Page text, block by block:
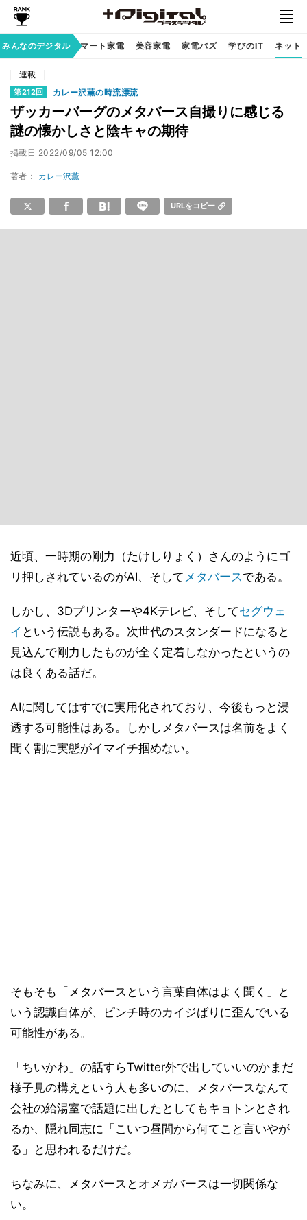
みんなのデジタル
族のデジタル スマート家電 美容家電 家電バズ 学びのIT ネット
連載
第212回 カレー沢薫の時流漂流
ザッカーバーグのメタバース自撮りに感じる
謎の懐かしさと陰キャの期待
掲載日 2022/09/05 12:00
著者： カレー沢薫
URLをコピー
近頃、一時期の剛力（たけしりょく）さんのようにゴ
リ押しされているのがAI、そして メタバースである。
しかし、3Dプリンターや4Kテレビ、そしてセグウェ
イ という伝説もある。次世代のスタンダードになると
見込んで剛力したものが全く定着しなかったというの
は良くある話だ。
AIに関してはすでに実用化されており、今後もっと浸
透する可能性はある。しかしメタバースは名前をよく
聞く割に実態がイマイチ掴めない。
そもそも「メタバースという言葉自体はよく聞く」と
いう認識自体が、ピンチ時のカイジばりに歪んでいる
可能性がある。
「ちいかわ」の話すらTwitter外で出していいのかまだ
様子見の構えという人も多いのに、メタバースなんて
会社の給湯室で話題に出したとしてもキョトンとされ
るか、隠れ同志に「こいつ昼間から何てこと言いやが
る」と思われるだけだ。
ちなみに、メタバースとオメガバースは一切関係な
い。